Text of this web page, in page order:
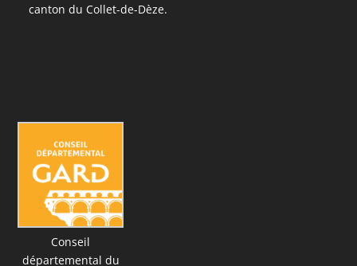
canton du Collet-de-Dèze.
Conseil
départemental du